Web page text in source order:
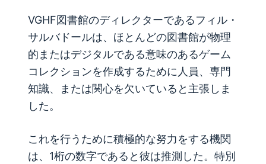
VGHF図書館のディレクターであるフィル・
サルバドールは、ほとんどの図書館が物理
的またはデジタルである意味のあるゲーム
コレクションを作成するために人員、専門
知識、または関心を欠いていると主張しま
した。
これを行うために積極的な努力をする機関
は、1桁の数字であると彼は推測した。特別